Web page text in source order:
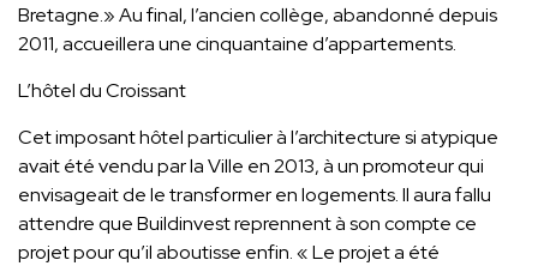
Bretagne.» Au final, l’ancien collège, abandonné depuis
2011, accueillera une cinquantaine d’appartements.
L’hôtel du Croissant
Cet imposant hôtel particulier à l’architecture si atypique
avait été vendu par la Ville en 2013, à un promoteur qui
envisageait de le transformer en logements. Il aura fallu
attendre que Buildinvest reprennent à son compte ce
projet pour qu’il aboutisse enfin. « Le projet a été